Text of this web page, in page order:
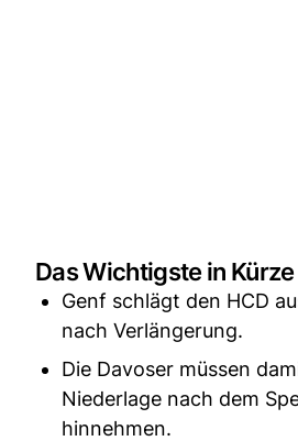
Das Wichtigste in Kürze
Genf schlägt den HCD
nach Verlängerung.
Die Davoser müssen
Niederlage nach dem
hinnehmen.